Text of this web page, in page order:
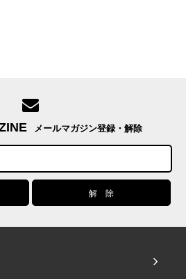
メールマガジン登録・解除